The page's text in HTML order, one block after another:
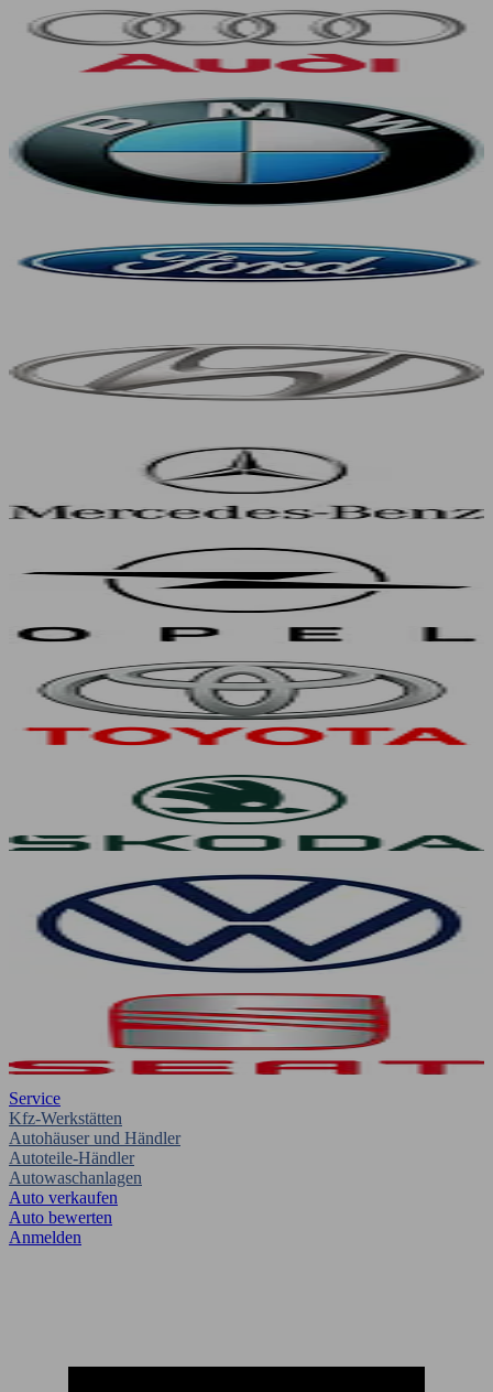
Service
Kfz-Werkstätten
Autohäuser und Händler
Autoteile-Händler
Autowaschanlagen
Auto verkaufen
Auto bewerten
Anmelden